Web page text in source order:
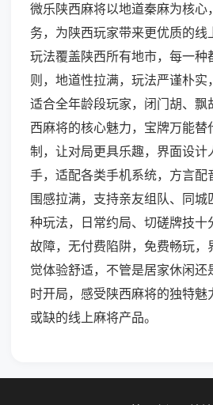
微乐陕西麻将以地道秦麻为核心
务，为陕西玩家带来更优质的线
玩法覆盖陕西所有地市，每一种
则，地道性拉满，玩法严谨朴实
适合全年龄段玩家，闭门胡、飘
西麻将的核心魅力，宝牌万能替
制，让对局更具乐趣，界面设计
手，适配各类手机系统，方言配
围感拉满，支持亲友组队、同城
种玩法，日常约局、切磋牌技十
故障，无付费陷阱，免费畅玩，
觉体验舒适，不管是居家休闲还
时开局，感受陕西麻将的独特魅
或缺的线上麻将产品。